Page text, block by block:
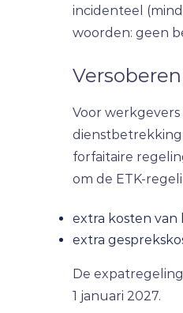
incidenteel
woorden: geen
Voor
dienstbetrekking
forfaitaire
om de ETK-
extra kosten van
extra
De
1 januari 2027.